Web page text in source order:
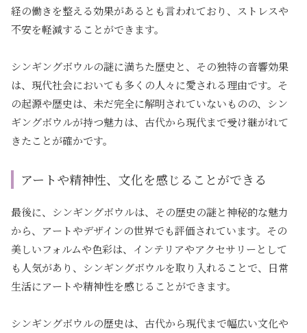
経の働きを整える効果があるとも言われており、ストレスや
不安を軽減することができます。
シンギングボウルの謎に満ちた歴史と、その独特の音響効果
は、現代社会においても多くの人々に愛される理由です。そ
の起源や歴史は、未だ完全に解明されていないものの、シン
ギングボウルが持つ魅力は、古代から現代まで受け継がれて
きたことが確かです。
アートや精神性、文化を感じることができる
最後に、シンギングボウルは、その歴史の謎と神秘的な魅力
から、アートやデザインの世界でも評価されています。その
美しいフォルムや色彩は、インテリアやアクセサリーとして
も人気があり、シンギングボウルを取り入れることで、日常
生活にアートや精神性を感じることができます。
シンギングボウルの歴史は、古代から現代まで幅広い文化や